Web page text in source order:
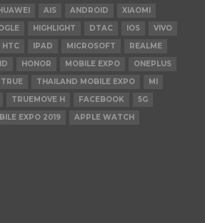
AIS ANDROID
XIAOMI
HIGHLIGHT DTAC IOS
VIVO
HTC IPAD MICROSOFT
REALME
HONOR MOBILE EXPO
ONEPLUS
TRUE THAILAND MOBILE EXPO
MI
TRUEMOVE H FACEBOOK
5G
EXPO 2019
APPLE WATCH